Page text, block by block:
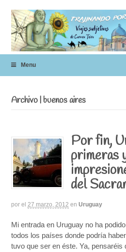
Menu
Archivo | buenos aires
Por fin,
primeras
del
por el 27 marzo, 2012 en Uruguay
Mi entrada en Uruguay no ha
todos los países donde podría
tuvo que ser en éste. Ya, pensaréis